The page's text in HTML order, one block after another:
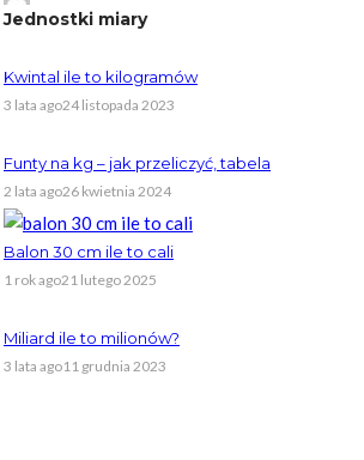
Jednostki miary
Kwintal ile to kilogramów
3 lata ago24 listopada 2023
Funty na kg – jak przeliczyć, tabela
2 lata ago26 kwietnia 2024
Balon 30 cm ile to cali
1 rok ago21 lutego 2025
Miliard ile to milionów?
3 lata ago11 grudnia 2023